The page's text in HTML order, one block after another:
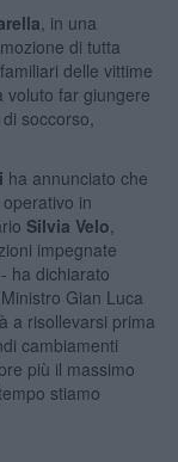
, in una
di tutta
delle vittime
voluto far giungere
soccorso,
ha annunciato che
in
Silvia Velo
impegnate
ha dichiarato
Gian Luca
a risollevarsi prima
cambiamenti
più il massimo
stiamo